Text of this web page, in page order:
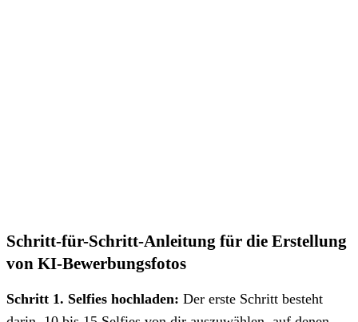
Schritt-für-Schritt-Anleitung für die Erstellung
von KI-Bewerbungsfotos
Schritt 1. Selfies hochladen: Der erste Schritt besteht